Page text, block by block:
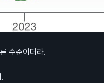
수준이더라.